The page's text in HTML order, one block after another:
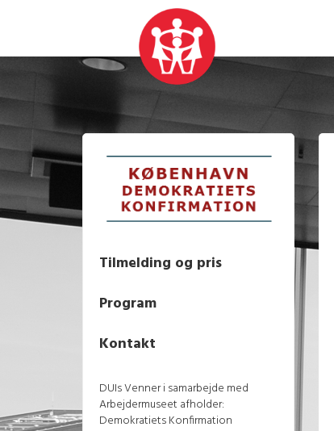
Tilmelding og pris
Program
Kontakt
DUIs Venner i samarbejde med
Arbejdermuseet afholder:
Demokratiets Konfirmation